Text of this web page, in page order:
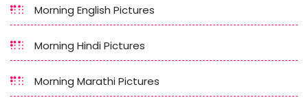
Morning English Pictures
Morning Hindi Pictures
Morning Marathi Pictures